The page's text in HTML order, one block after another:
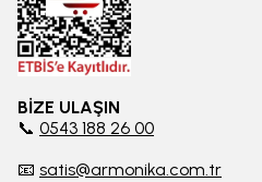
BİZE ULAŞIN
📞 0543 188 26 00
📧 satis@armonika.com.tr